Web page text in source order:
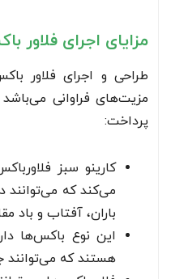
مزایای اجرای فلاور
طراحی و اجرای فلاور
مزیت‌های فراوانی
پرداخت:
کارینو سبز
می‌کند که می‌توانند
باران، آفتاب و باد
این نوع باکس‌ها
هستند که می‌توانند